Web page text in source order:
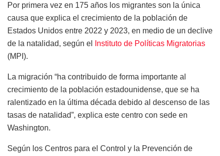
Por primera vez en 175 años los migrantes son la única
causa que explica el crecimiento de la población de
Estados Unidos entre 2022 y 2023, en medio de un declive
de la natalidad, según el
Instituto de Políticas Migratorias
(MPI).
La migración “ha contribuido de forma importante al
crecimiento de la población estadounidense, que se ha
ralentizado en la última década debido al descenso de las
tasas de natalidad”, explica este centro con sede en
Washington.
Según los Centros para el Control y la Prevención de